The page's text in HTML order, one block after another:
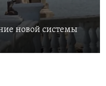
новой системы